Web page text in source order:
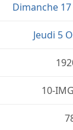
Dimanche
Jeudi 5
10-